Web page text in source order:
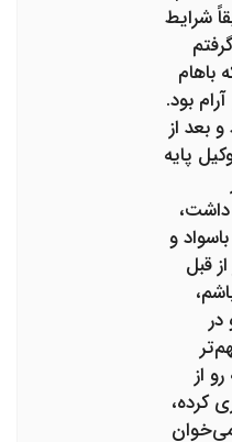
شرایط
باهام
بود.
بعد از
پایه
و
قبل
از
کرده،
می‌خوان